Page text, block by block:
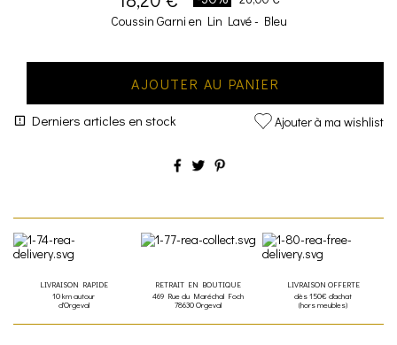
Coussin Garni en Lin Lavé - Bleu
AJOUTER AU PANIER
Derniers articles en stock Ajouter à ma wishlist
LIVRAISON RAPIDE
10 km autour
d'Orgeval
RETRAIT EN BOUTIQUE
469 Rue du Maréchal Foch
78630 Orgeval
LIVRAISON OFFERTE
dès 150€ d'achat
(hors meubles)